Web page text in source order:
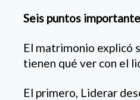
Seis puntos
El matrimonio explicó
tienen qué ver con el
El primero, Liderar